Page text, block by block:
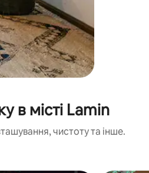
в місті Lamin
чистоту та інше.